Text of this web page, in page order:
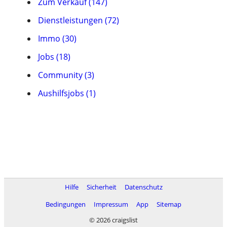
Dienstleistungen (72)
Immo (30)
Jobs (18)
Community (3)
Aushilfsjobs (1)
Hilfe Sicherheit
Datenschutz
Bedingungen
Impressum App
Sitemap
© 2026 craigslist